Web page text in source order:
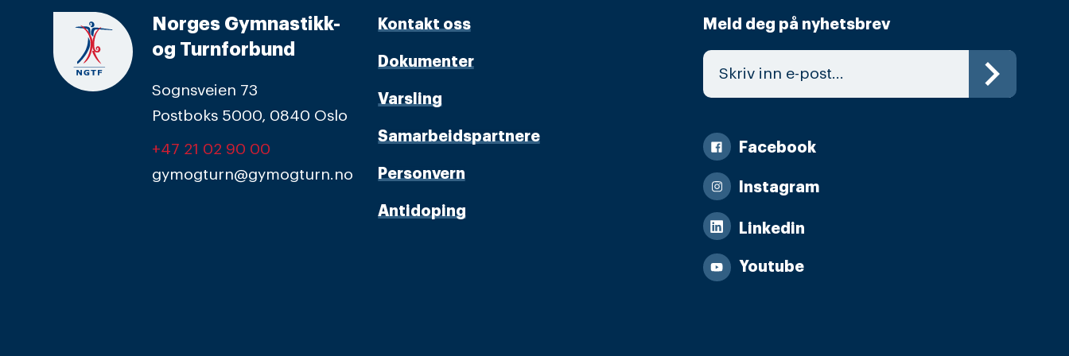
Norges Gymnastikk-
og Turnforbund
Sognsveien 73
Postboks 5000, 0840 Oslo
+47 21 02 90 00
gymogturn@gymogturn.no
Kontakt oss
Dokumenter
Varsling
Samarbeidspartnere
Personvern
Antidoping
Meld deg på nyhetsbrev
Facebook
Instagram
Linkedin
Youtube